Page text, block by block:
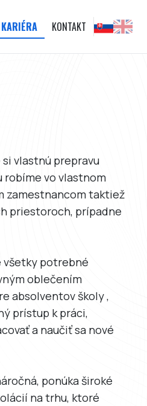
KARIÉRA KONTAKT
vlastnú prepravu
robíme vo vlastnom
zamestnancom taktiež
priestoroch, prípadne
všetky potrebné
oblečením
absolventov školy ,
prístup k práci,
a naučiť sa nové
ponúka široké
na trhu, ktoré